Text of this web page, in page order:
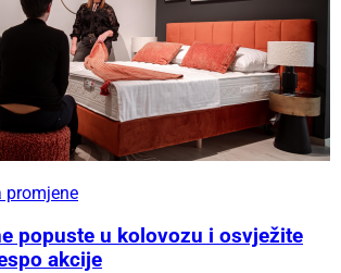
promjene
popuste u kolovozu i osvježite
akcije